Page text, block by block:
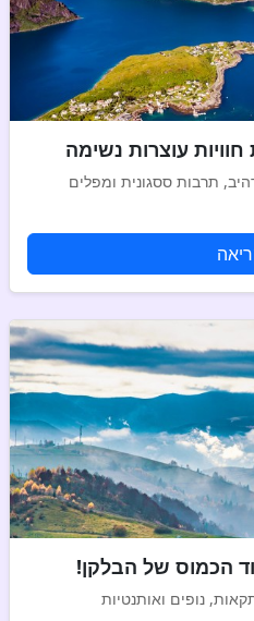
עוצרות נשימה
תרבות ססגונית ומפלים
הכמוס של הבלקן!
נופים ואותנטיות